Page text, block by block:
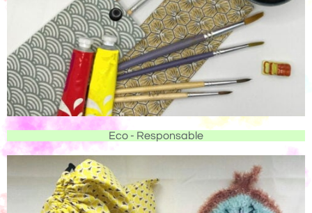
Eco - Responsable